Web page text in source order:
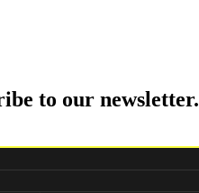
to our newsletter.